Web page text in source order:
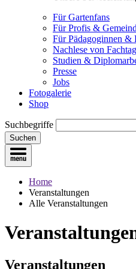
Für Gartenfans
Für Profis &
Für Pädagoginnen &
Nachlese von
Studien &
Presse
Jobs
Fotogalerie
Shop
Suchbegriffe
Suchen
Home
Veranstaltungen
Alle Veranstaltungen
Veranstaltungen